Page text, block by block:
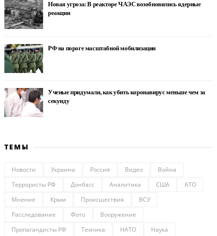
Новая угроза: В реакторе ЧАЭС возобновились ядерные
реакции
РФ на пороге масштабной мобилизации
Ученые придумали, как убить коронавирус меньше чем за
секунду
ТЕМЫ
Новости Украина Россия Видео
Война
Террористы РФ
Донбасс Аналитика США
АТО
Мнение
Крым Происшествия
ВСУ
Расследование
Фото
Вооружение
Пропагандисты РФ
Техника НАТО Наука